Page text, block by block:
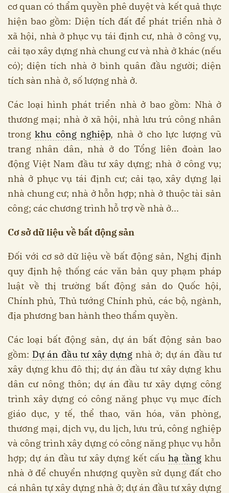
cơ quan có thẩm quyền phê duyệt và kết quả thực
hiện bao gồm: Diện tích đất để phát triển nhà ở
xã hội, nhà ở phục vụ tái định cư, nhà ở công vụ,
cải tạo xây dựng nhà chung cư và nhà ở khác (nếu
có); diện tích nhà ở bình quân đầu người; diện
tích sàn nhà ở, số lượng nhà ở.
Các loại hình phát triển nhà ở bao gồm: Nhà ở
thương mại; nhà ở xã hội, nhà lưu trú công nhân
trongkhu công nghiệp, nhà ở cho lực lượng vũ
trang nhân dân, nhà ở do Tổng liên đoàn lao
động Việt Nam đầu tư xây dựng; nhà ở công vụ;
nhà ở phục vụ tái định cư; cải tạo, xây dựng lại
nhà chung cư; nhà ở hỗn hợp; nhà ở thuộc tài sản
công; các chương trình hỗ trợ về nhà ở...
Cơ sở dữ liệu về bất động sản
Đối với cơ sở dữ liệu về bất động sản, Nghị định
quy định hệ thống các văn bản quy phạm pháp
luật về thị trường bất động sản do Quốc hội,
Chính phủ, Thủ tướng Chính phủ, các bộ, ngành,
địa phương ban hành theo thẩm quyền.
Các loại bất động sản, dự án bất động sản bao
gồm: Dự án đầu tư xây dựng nhà ở; dự án đầu tư
xây dựng khu đô thị; dự án đầu tư xây dựng khu
dân cư nông thôn; dự án đầu tư xây dựng công
trình xây dựng có công năng phục vụ mục đích
giáo dục, y tế, thể thao, văn hóa, văn phòng,
thương mại, dịch vụ, du lịch, lưu trú, công nghiệp
và công trình xây dựng có công năng phục vụ hỗn
hợp; dự án đầu tư xây dựng kết cấuhạ tầng khu
nhà ở để chuyển nhượng quyền sử dụng đất cho
cá nhân tự xây dựng nhà ở; dự án đầu tư xây dựng